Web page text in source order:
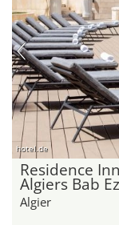
hotel.de
Residence
Algiers Bab
Algier